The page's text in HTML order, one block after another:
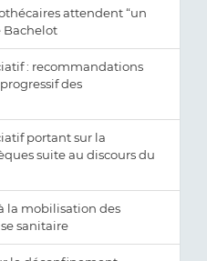
attendent “un
Bachelot
: recommandations
des
portant sur la
suite au discours du
la mobilisation des
sanitaire